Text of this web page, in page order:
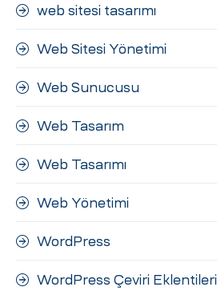
web sitesi tasarımı
Web Sitesi Yönetimi
Web Sunucusu
Web Tasarım
Web Tasarımı
Web Yönetimi
WordPress
WordPress Çeviri Eklentileri